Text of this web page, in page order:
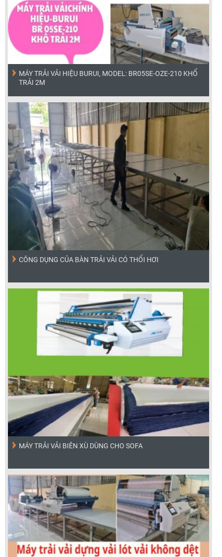
MÁY TRẢI VẢI HIỆU BURUI, MODEL: BR05SE-OZE-210 KHỔ
TRẢI 2M
CÔNG DỤNG CỦA BÀN TRẢI VẢI CÓ THỔI HƠI
MÁY TRẢI VẢI BIÊN XÙ DÙNG CHO SOFA